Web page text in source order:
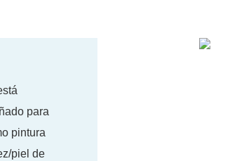
para
pintura
piel de